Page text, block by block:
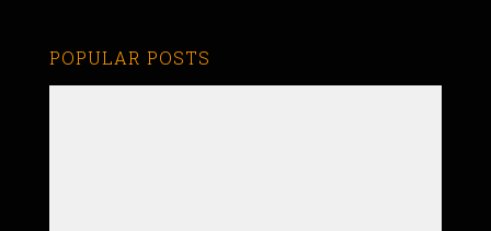
POPULAR POSTS